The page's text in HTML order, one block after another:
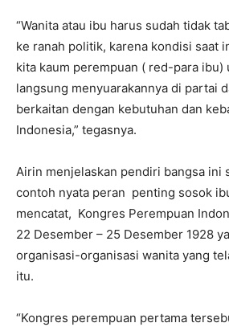
“Wanita atau ibu harus sudah tidak
ke ranah politik, karena kondisi saat
kita kaum perempuan ( red-para ibu)
langsung menyuarakannya di partai
berkaitan dengan kebutuhan dan
Indonesia,” tegasnya.
Airin menjelaskan pendiri bangsa ini
contoh nyata peran penting sosok
mencatat, Kongres Perempuan
22 Desember – 25 Desember 1928
organisasi-organisasi wanita yang
itu.
“Kongres perempuan pertama